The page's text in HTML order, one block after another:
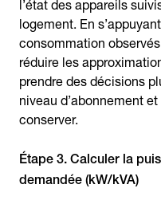
l’état des appareils
logement. En
consommation
réduire les
prendre des décisions
niveau d’abonnement
conserver.
Étape 3. Calculer la
demandée (kW/kVA)